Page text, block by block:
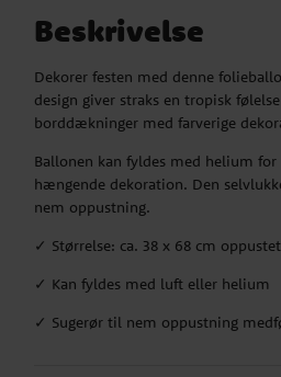
Beskrivelse
Dekorer festen med denne
design giver straks en tropisk
borddækninger med farverige
Ballonen kan fyldes med helium
hængende dekoration. Den
nem oppustning.
✓ Størrelse: ca. 38 x 68 cm oppustet
✓ Kan fyldes med luft eller helium
✓ Sugerør til nem oppustning